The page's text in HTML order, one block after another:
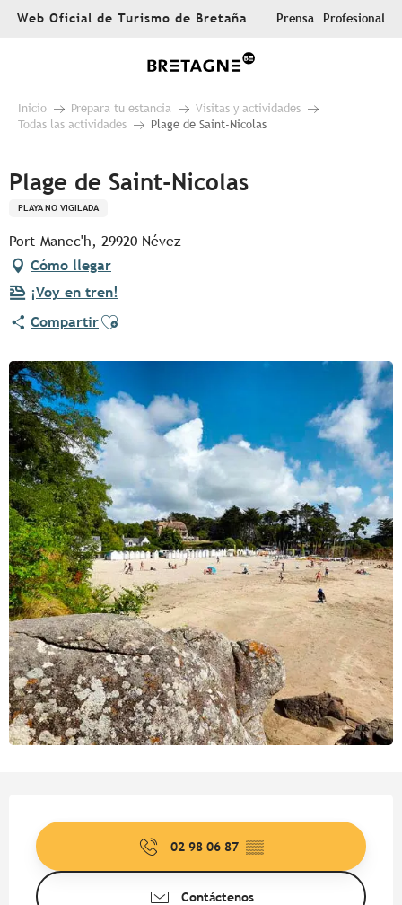
AllerWeb Oficial de Turismo de Bretaña Prensa Profesional
Inicio Prepara tu estancia
Visitas y actividades
Todas las actividades
Plage de Saint-Nicolas
Plage de Saint-Nicolas
PLAYA NO VIGILADA
Port-Manec'h, 29920 Névez
Cómo llegar
¡Voy en tren!
CompartirAjouter aux favoris
02 98 06 87 ▒▒
Contáctenos